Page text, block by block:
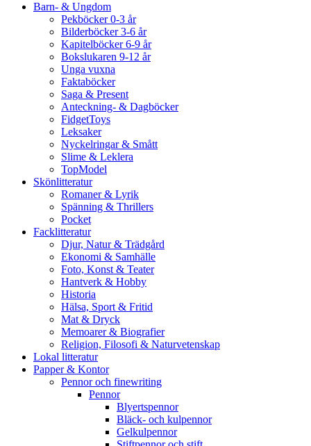
Barn- & Ungdom
Pekböcker 0-3 år
Bilderböcker 3-6 år
Kapitelböcker 6-9 år
Bokslukaren 9-12 år
Unga vuxna
Faktaböcker
Saga & Present
Anteckning- & Dagböcker
FidgetToys
Leksaker
Nyckelringar & Smått
Slime & Leklera
TopModel
Skönlitteratur
Romaner & Lyrik
Spänning & Thrillers
Pocket
Facklitteratur
Djur, Natur & Trädgård
Ekonomi & Samhälle
Foto, Konst & Teater
Hantverk & Hobby
Historia
Hälsa, Sport & Fritid
Mat & Dryck
Memoarer & Biografier
Religion, Filosofi & Naturvetenskap
Lokal litteratur
Papper & Kontor
Pennor och finewriting
Pennor
Blyertspennor
Bläck- och kulpennor
Gelkulpennor